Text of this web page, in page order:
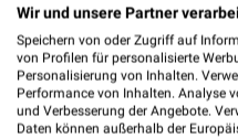
Aktuelle
Anzahl Prospekte: 4
Letztes
Wir und unsere Partner
Speichern von oder Zugriff auf
von Profilen für personalisierte
Personalisierung von Inhalten.
Performance von Inhalten. Analyse
und Verbesserung der Angebote.
Daten können außerhalb der